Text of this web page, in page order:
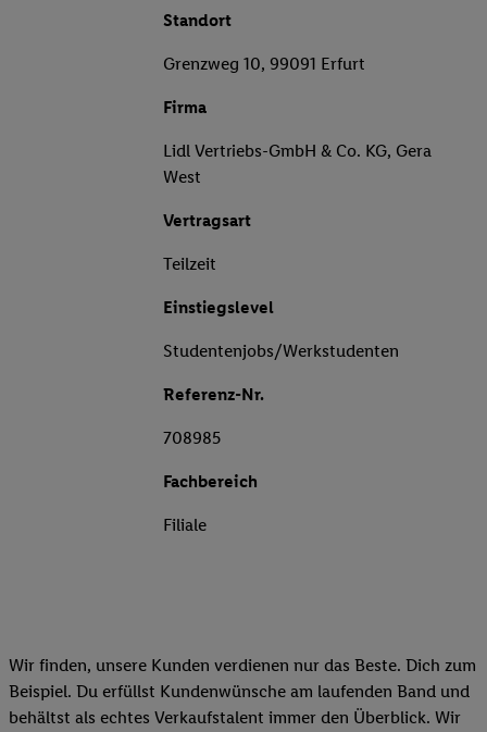
Standort
Grenzweg 10, 99091 Erfurt
Firma
Lidl Vertriebs-GmbH & Co. KG, Gera
West
Vertragsart
Teilzeit
Einstiegslevel
Studentenjobs/Werkstudenten
Referenz-Nr.
708985
Fachbereich
Filiale
Wir finden, unsere Kunden verdienen nur das Beste. Dich zum
Beispiel. Du erfüllst Kundenwünsche am laufenden Band und
behältst als echtes Verkaufstalent immer den Überblick. Wir